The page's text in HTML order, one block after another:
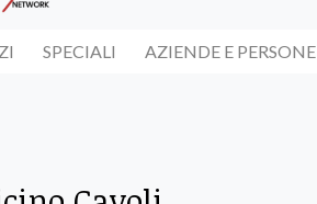
SPECIALI AZIENDE E PERSONE